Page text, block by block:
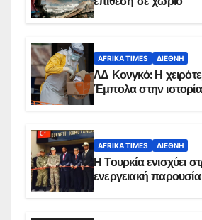
AFRIKA TIMES ΔΙΕΘΝΉ
ΛΔ Κονγκό: Η
Έμπολα στην
AFRIKA TIMES ΔΙΕΘΝΉ
Η Τουρκία ενισχύει
ενεργειακή